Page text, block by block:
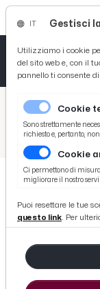
/ Vicenza, la
Vicenza,
vittoria
Gestisci
Utilizziamo i cookie
del sito web e, con il
pannello ti consente
Cookie
Sono strettamente
richiesto e, pertanto,
Cookie
Ci permettono di
migliorare il nostro
Puoi resettare le tue
questo link. Per
Tutto News
Tutto Sport
Basket
Ciclismo
Tutto Curiosità